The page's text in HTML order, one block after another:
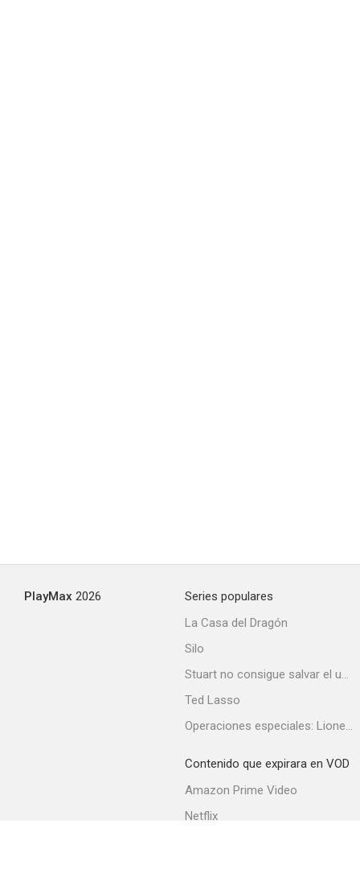
PlayMax 2026
Series populares
La Casa del Dragón
Silo
Stuart no consigue salvar el universo
Ted Lasso
Operaciones especiales: Lioness
Contenido que expirara en VOD
Amazon Prime Video
Netflix